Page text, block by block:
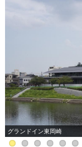
グランドイン東岡崎